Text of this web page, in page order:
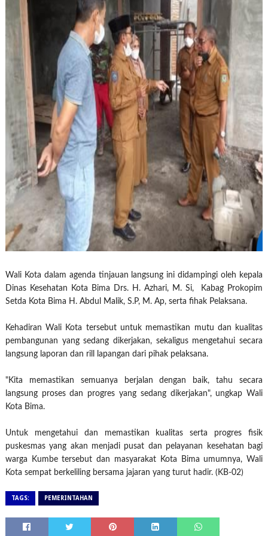
Wali Kota dalam agenda tinjauan langsung ini didampingi oleh kepala
Dinas Kesehatan Kota Bima Drs. H. Azhari, M. Si, Kabag Prokopim
Setda Kota Bima H. Abdul Malik, S.P, M. Ap, serta fihak Pelaksana.
Kehadiran Wali Kota tersebut untuk memastikan mutu dan kualitas
pembangunan yang sedang dikerjakan, sekaligus mengetahui secara
langsung laporan dan rill lapangan dari pihak pelaksana.
"Kita memastikan semuanya berjalan dengan baik, tahu secara
langsung proses dan progres yang sedang dikerjakan", ungkap Wali
Kota Bima.
Untuk mengetahui dan memastikan kualitas serta progres fisik
puskesmas yang akan menjadi pusat dan pelayanan kesehatan bagi
warga Kumbe tersebut dan masyarakat Kota Bima umumnya, Wali
Kota sempat berkeliling bersama jajaran yang turut hadir. (KB-02)
TAGS: PEMERINTAHAN